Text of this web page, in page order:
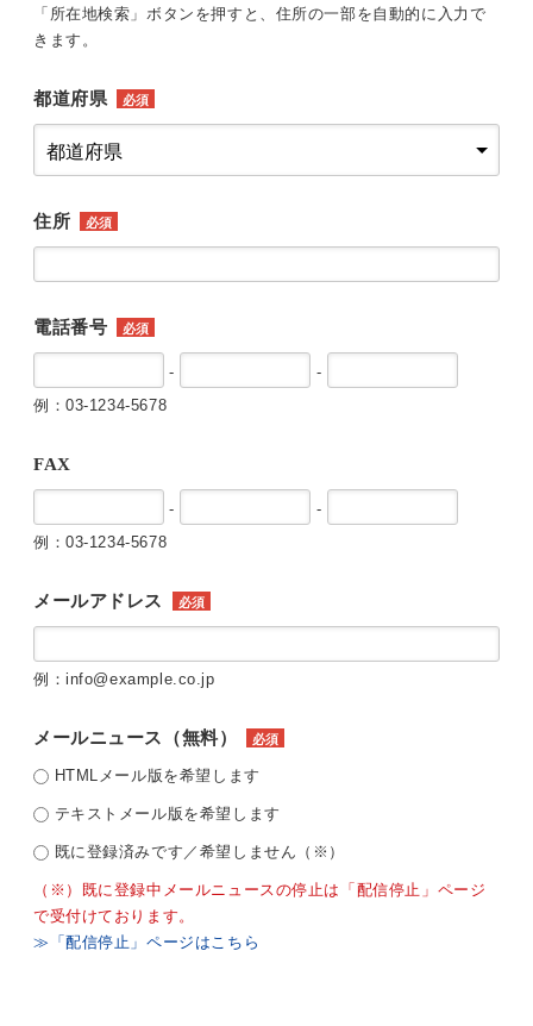
「所在地検索」ボタンを押すと、住所の一部を自動的に入力で
きます。
都道府県 必須
住所 必須
電話番号 必須
-
-
例：03-1234-5678
FAX
-
-
例：03-1234-5678
メールアドレス 必須
例：info@example.co.jp
メールニュース（無料） 必須
HTMLメール版を希望します
テキストメール版を希望します
既に登録済みです／希望しません（※）
（※）既に登録中メールニュースの停止は「配信停止」ページ
で受付けております。
≫「配信停止」ページはこちら